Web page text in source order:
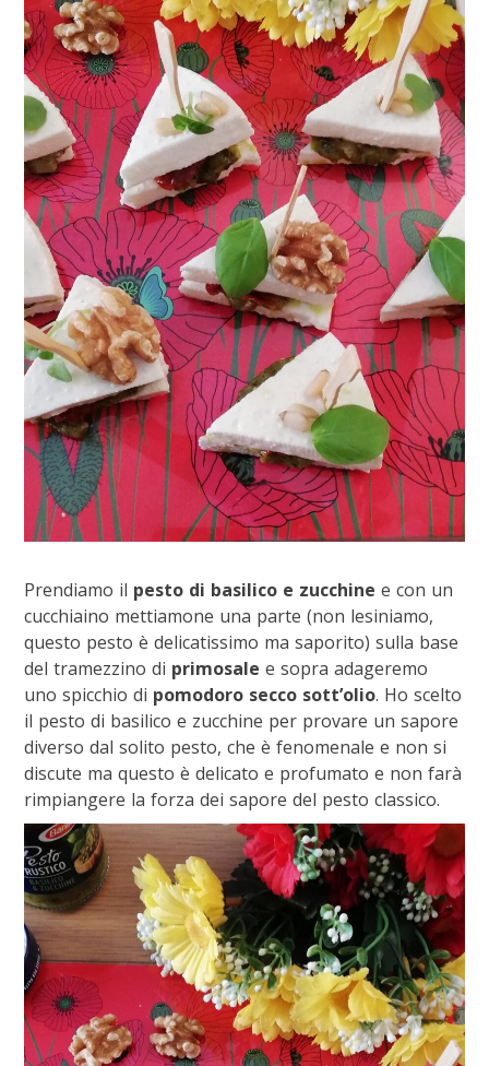
Prendiamo il pesto di basilico e zucchine e con un
cucchiaino mettiamone una parte (non lesiniamo,
questo pesto è delicatissimo ma saporito) sulla base
del tramezzino di primosale e sopra adageremo
uno spicchio di pomodoro secco sott’olio. Ho scelto
il pesto di basilico e zucchine per provare un sapore
diverso dal solito pesto, che è fenomenale e non si
discute ma questo è delicato e profumato e non farà
rimpiangere la forza dei sapore del pesto classico.